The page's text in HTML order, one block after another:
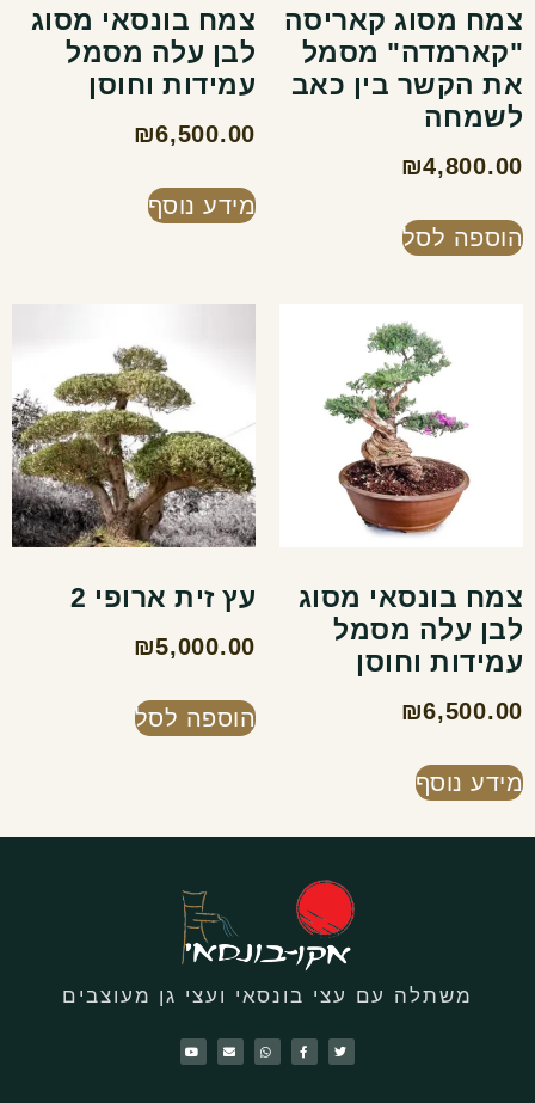
צמח מסוג קאריסה
"קארמדה" מסמל
את הקשר בין כאב
לשמחה
₪4,800.00
הוספה לסל
צמח בונסאי מסוג
לבן עלה מסמל
עמידות וחוסן
₪6,500.00
מידע נוסף
צמח בונסאי מסוג
לבן עלה מסמל
עמידות וחוסן
₪6,500.00
מידע נוסף
עץ זית ארופי 2
₪5,000.00
הוספה לסל
משתלה עם עצי בונסאי ועצי גן מעוצבים